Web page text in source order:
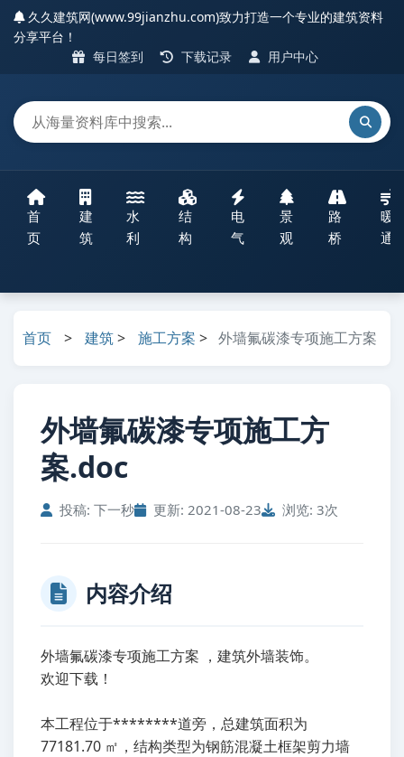
久久建筑网(www.99jianzhu.com)致力打造一个专业的建筑资料
分享平台！
每日签到
下载记录 用户中心
首
页
建
筑
水
利
结
构
电
气
景
观
路
桥
暖
通
首页 > 建筑> 施工方案 > 外墙氟碳漆专项施工方案
外墙氟碳漆专项施工方
案.doc
投稿: 下一秒 更新: 2021-08-23 浏览: 3次
内容介绍
外墙氟碳漆专项施工方案 ，建筑外墙装饰。
欢迎下载！
本工程位于********道旁，总建筑面积为
77181.70 ㎡，结构类型为钢筋混凝土框架剪力墙